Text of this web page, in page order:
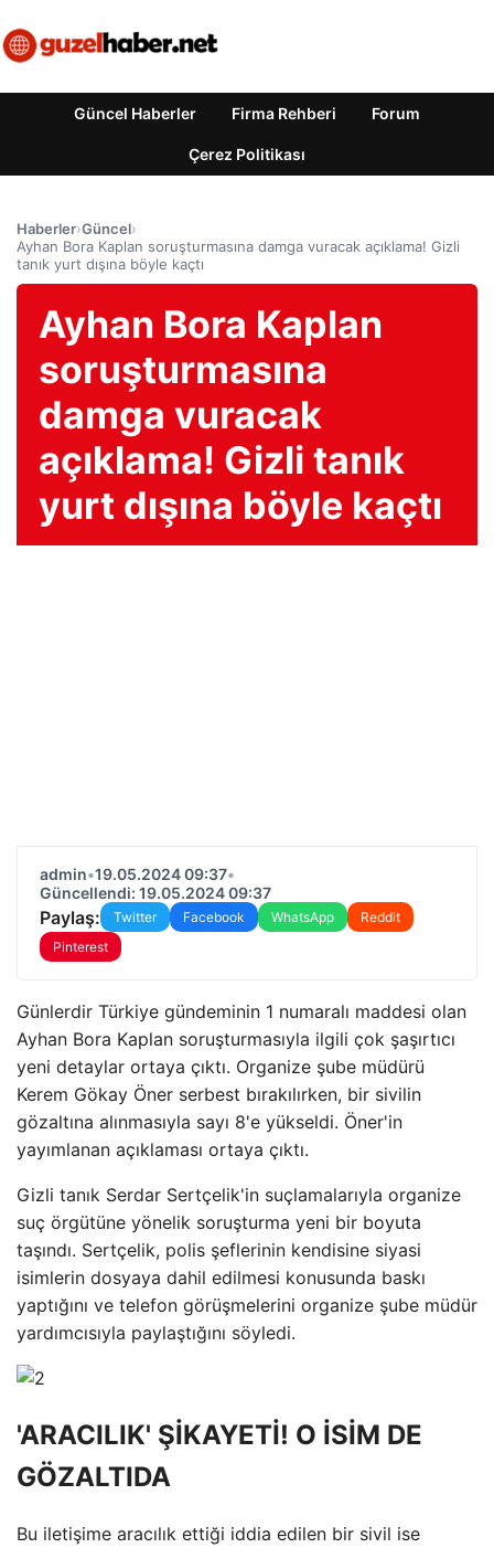
Güncel Haberler Firma Rehberi Forum
Çerez Politikası
Haberler›Güncel›
Ayhan Bora Kaplan soruşturmasına damga vuracak açıklama! Gizli
tanık yurt dışına böyle kaçtı
Ayhan Bora Kaplan
soruşturmasına
damga vuracak
açıklama! Gizli tanık
yurt dışına böyle kaçtı
admin•19.05.2024 09:37•
Güncellendi: 19.05.2024 09:37
Paylaş: Twitter Facebook WhatsApp
Reddit
Pinterest
Günlerdir Türkiye gündeminin 1 numaralı maddesi olan
Ayhan Bora Kaplan soruşturmasıyla ilgili çok şaşırtıcı
yeni detaylar ortaya çıktı. Organize şube müdürü
Kerem Gökay Öner serbest bırakılırken, bir sivilin
gözaltına alınmasıyla sayı 8'e yükseldi. Öner'in
yayımlanan açıklaması ortaya çıktı.
Gizli tanık Serdar Sertçelik'in suçlamalarıyla organize
suç örgütüne yönelik soruşturma yeni bir boyuta
taşındı. Sertçelik, polis şeflerinin kendisine siyasi
isimlerin dosyaya dahil edilmesi konusunda baskı
yaptığını ve telefon görüşmelerini organize şube müdür
yardımcısıyla paylaştığını söyledi.
'ARACILIK' ŞİKAYETİ! O İSİM DE
GÖZALTIDA
Bu iletişime aracılık ettiği iddia edilen bir sivil ise